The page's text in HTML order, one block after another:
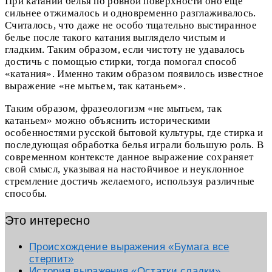
сильнее отжималось и одновременно разглаживалось.
Считалось, что даже не особо тщательно выстиранное
белье после такого катания выглядело чистым и
гладким. Таким образом, если чистоту не удавалось
достичь с помощью стирки, тогда помогал способ
«катания». Именно таким образом появилось известное
выражение «не мытьем, так катаньем».
Таким образом, фразеологизм «не мытьем, так
катаньем» можно объяснить историческими
особенностями русской бытовой культуры, где стирка и
последующая обработка белья играли большую роль. В
современном контексте данное выражение сохраняет
свой смысл, указывая на настойчивое и неуклонное
стремление достичь желаемого, используя различные
способы.
Это интересно
Происхождение выражения «Бумага все
стерпит»